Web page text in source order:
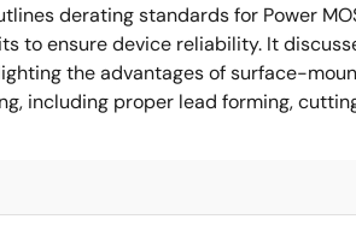
derating standards for Power
to ensure device reliability. It
the advantages of surface-
including proper lead forming,